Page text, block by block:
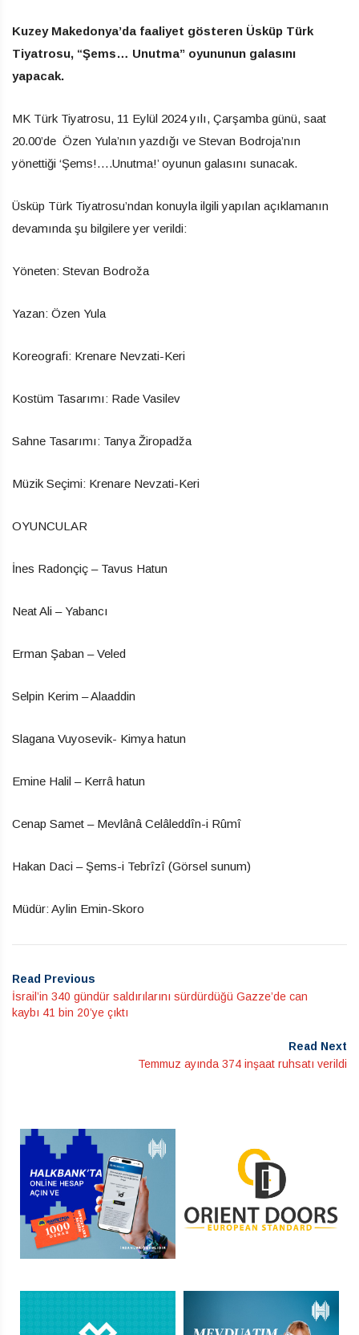
Kuzey Makedonya’da faaliyet gösteren Üsküp Türk
Tiyatrosu, “Şems… Unutma” oyununun galasını
yapacak.
MK Türk Tiyatrosu, 11 Eylül 2024 yılı, Çarşamba günü, saat
20.00’de Özen Yula’nın yazdığı ve Stevan Bodroja’nın
yönettiği ‘Şems!….Unutma!’ oyunun galasını sunacak.
Üsküp Türk Tiyatrosu’ndan konuyla ilgili yapılan açıklamanın
devamında şu bilgilere yer verildi:
Yöneten: Stevan Bodroža
Yazan: Özen Yula
Koreografi: Krenare Nevzati-Keri
Kostüm Tasarımı: Rade Vasilev
Sahne Tasarımı: Tanya Žiropadža
Müzik Seçimi: Krenare Nevzati-Keri
OYUNCULAR
İnes Radonçiç – Tavus Hatun
Neat Ali – Yabancı
Erman Şaban – Veled
Selpin Kerim – Alaaddin
Slagana Vuyosevik- Kimya hatun
Emine Halil – Kerrâ hatun
Cenap Samet – Mevlânâ Celâleddîn-i Rûmî
Hakan Daci – Şems-i Tebrîzî (Görsel sunum)
Müdür: Aylin Emin-Skoro
Read Previous
İsrail’in 340 gündür saldırılarını sürdürdüğü Gazze’de can
kaybı 41 bin 20’ye çıktı
Read Next
Temmuz ayında 374 inşaat ruhsatı verildi